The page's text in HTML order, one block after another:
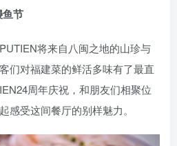
节
将来自八闽之地的山珍与
们对福建菜的鲜活多味有了最直
周年庆祝，和朋友们相聚位
感受这间餐厅的别样魅力。